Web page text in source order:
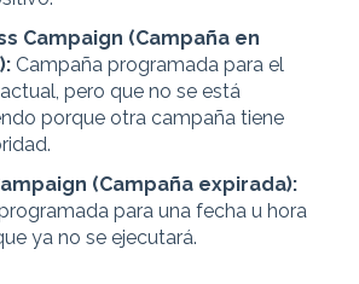
Campaign (Campaña en
Campaña programada para el
pero que no se está
porque otra campaña tiene
(Campaña expirada):
para una fecha u hora
ya no se ejecutará.